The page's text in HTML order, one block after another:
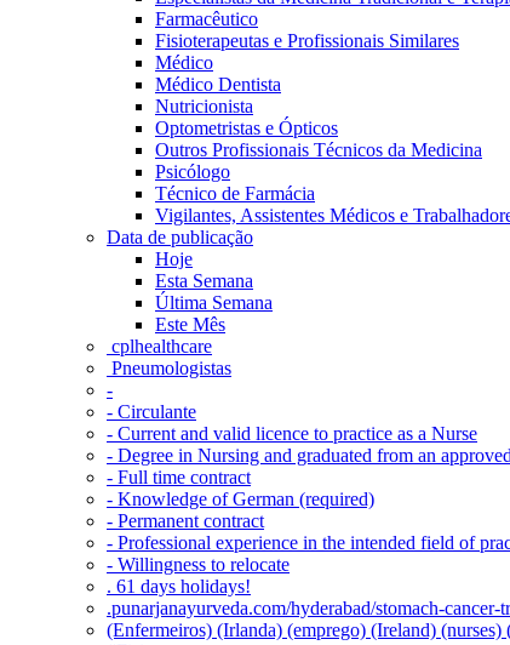
Farmacêutico
Fisioterapeutas e Profissionais Similares
Médico
Médico Dentista
Nutricionista
Optometristas e Ópticos
Outros Profissionais Técnicos da Medicina
Psicólogo
Técnico de Farmácia
Vigilantes, Assistentes Médicos e
Data de publicação
Hoje
Esta Semana
Última Semana
Este Mês
‎ cplhealthcare‬
Pneumologistas
-
- Circulante
- Current and valid licence to practice as a Nurse
- Degree in Nursing and graduated from an
- Full time contract
- Knowledge of German (required)
- Permanent contract
- Professional experience in the intended field of
- Willingness to relocate
. 61 days holidays!
.punarjanayurveda.com/hyderabad/stomach-
(Enfermeiros) (Irlanda) (emprego) (Ireland) (nurses)